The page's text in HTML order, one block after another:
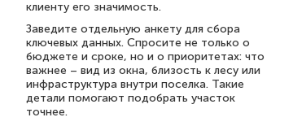
клиенту его значимость.
Заведите отдельную анкету для сбора
ключевых данных. Спросите не только о
бюджете и сроке, но и о приоритетах: что
важнее – вид из окна, близость к лесу или
инфраструктура внутри поселка. Такие
детали помогают подобрать участок
точнее.